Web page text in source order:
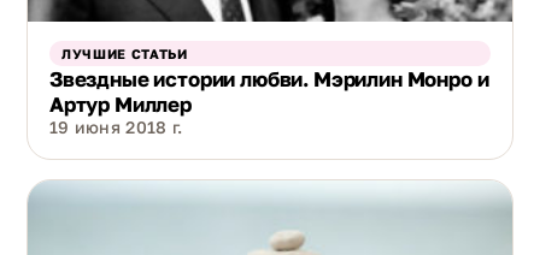
ЛУЧШИЕ СТАТЬИ
Звездные истории любви. Мэрилин Монро и
Артур Миллер
19 июня 2018 г.